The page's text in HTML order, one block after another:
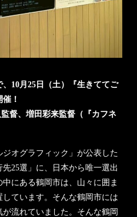
10月25日（土）『生きててご
！
督、増田彩来監督（『カフネ
オグラフィック」が公表した
先25選」に、日本から唯一選出
にある鶴岡市は、山々に囲ま
ています。そんな鶴岡市には
流れていました。そんな鶴岡